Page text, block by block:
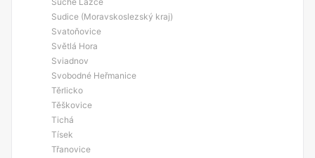
Sudice (Moravskoslezský kraj)
Svatoňovice
Světlá Hora
Sviadnov
Svobodné Heřmanice
Těrlicko
Těškovice
Tichá
Tísek
Třanovice